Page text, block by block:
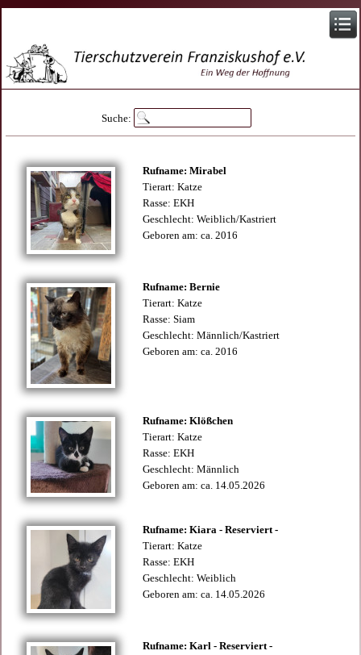
Suche:
Rufname: Mirabel
Tierart: Katze
Rasse: EKH
Geschlecht: Weiblich/Kastriert
Geboren am: ca. 2016
Rufname: Bernie
Tierart: Katze
Rasse: Siam
Geschlecht: Männlich/Kastriert
Geboren am: ca. 2016
Rufname: Klößchen
Tierart: Katze
Rasse: EKH
Geschlecht: Männlich
Geboren am: ca. 14.05.2026
Rufname: Kiara - Reserviert -
Tierart: Katze
Rasse: EKH
Geschlecht: Weiblich
Geboren am: ca. 14.05.2026
Rufname: Karl - Reserviert -